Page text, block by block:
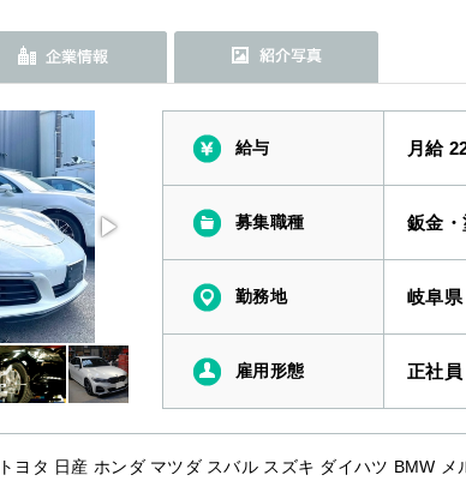
給与 月給
募集職種 鈑金・
勤務地 岐阜
雇用形態 正社員
トヨタ 日産 ホンダ マツダ スバル スズキ ダイハツ BMW